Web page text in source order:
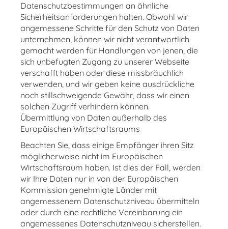
Datenschutzbestimmungen an ähnliche
Sicherheitsanforderungen halten. Obwohl wir
angemessene Schritte für den Schutz von Daten
unternehmen, können wir nicht verantwortlich
gemacht werden für Handlungen von jenen, die
sich unbefugten Zugang zu unserer Webseite
verschafft haben oder diese missbräuchlich
verwenden, und wir geben keine ausdrückliche
noch stillschweigende Gewähr, dass wir einen
solchen Zugriff verhindern können.
Übermittlung von Daten außerhalb des
Europäischen Wirtschaftsraums
Beachten Sie, dass einige Empfänger ihren Sitz
möglicherweise nicht im Europäischen
Wirtschaftsraum haben. Ist dies der Fall, werden
wir Ihre Daten nur in von der Europäischen
Kommission genehmigte Länder mit
angemessenem Datenschutzniveau übermitteln
oder durch eine rechtliche Vereinbarung ein
angemessenes Datenschutzniveau sicherstellen.